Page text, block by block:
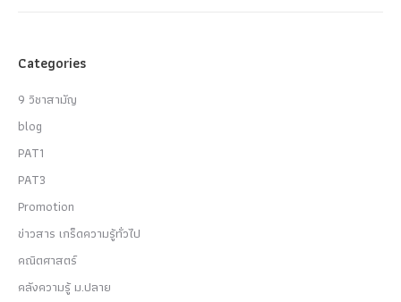
Categories
9 วิชาสามัญ
blog
PAT1
PAT3
Promotion
ข่าวสาร เกร็ดความรู้ทั่วไป
คณิตศาสตร์
คลังความรู้ ม.ปลาย